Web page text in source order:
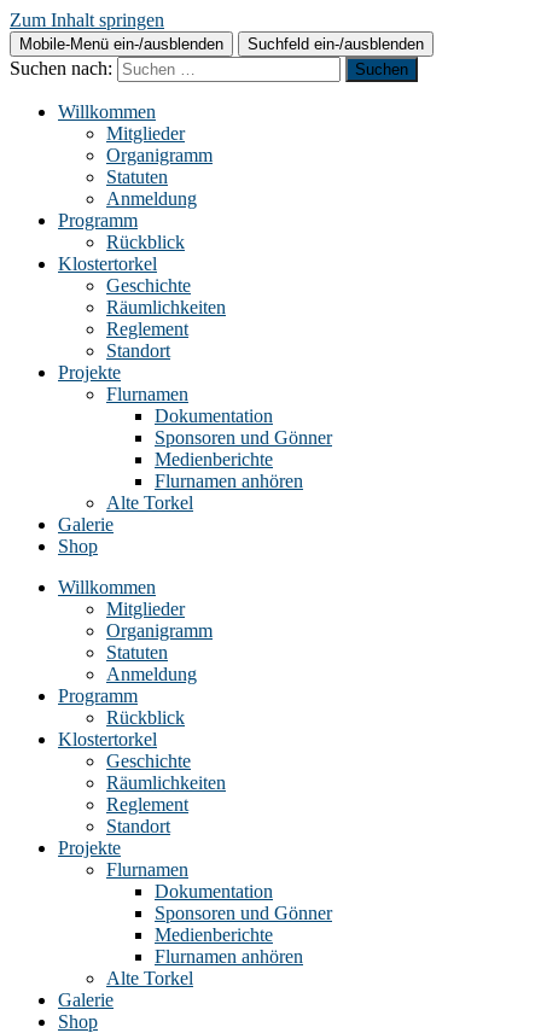
Zum Inhalt springen
Mobile-Menü ein-/ausblenden Suchfeld ein-/ausblenden
Suchen nach:
Willkommen
Mitglieder
Organigramm
Statuten
Anmeldung
Programm
Rückblick
Klostertorkel
Geschichte
Räumlichkeiten
Reglement
Standort
Projekte
Flurnamen
Dokumentation
Sponsoren und Gönner
Medienberichte
Flurnamen anhören
Alte Torkel
Galerie
Shop
Willkommen
Mitglieder
Organigramm
Statuten
Anmeldung
Programm
Rückblick
Klostertorkel
Geschichte
Räumlichkeiten
Reglement
Standort
Projekte
Flurnamen
Dokumentation
Sponsoren und Gönner
Medienberichte
Flurnamen anhören
Alte Torkel
Galerie
Shop